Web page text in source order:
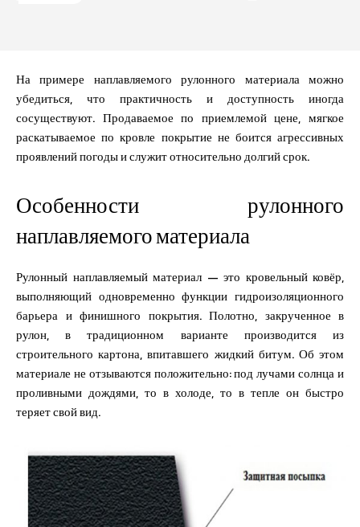
На примере наплавляемого рулонного материала можно
убедиться, что практичность и доступность иногда
сосуществуют. Продаваемое по приемлемой цене, мягкое
раскатываемое по кровле покрытие не боится агрессивных
проявлений погоды и служит относительно долгий срок.
Особенности рулонного
наплавляемого материала
Рулонный наплавляемый материал — это кровельный ковёр,
выполняющий одновременно функции гидроизоляционного
барьера и финишного покрытия. Полотно, закрученное в
рулон, в традиционном варианте производится из
строительного картона, впитавшего жидкий битум. Об этом
материале не отзываются положительно: под лучами солнца и
проливными дождями, то в холоде, то в тепле он быстро
теряет свой вид.